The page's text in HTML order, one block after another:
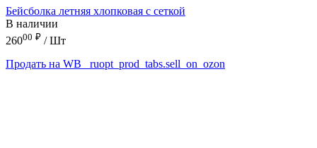
Бейсболка летняя хлопковая с сеткой
В наличии
26000 ₽ / Шт
Продать на WB
_ruopt_prod_tabs.sell_on_ozon